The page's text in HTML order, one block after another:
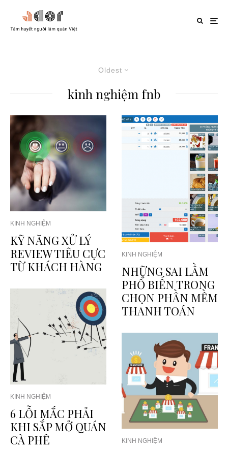
Oldest
kinh nghiệm fnb
KINH NGHIỆM
KỸ NĂNG XỬ LÝ
REVIEW TIÊU CỰC
TỪ KHÁCH HÀNG
KINH NGHIỆM
6 LỖI MẮC PHẢI
KHI SẮP MỞ QUÁN
CÀ PHÊ
KINH NGHIỆM
NHỮNG SAI LẦM
PHỔ BIẾN TRONG
CHỌN PHẦN MỀM
THANH TOÁN
KINH NGHIỆM